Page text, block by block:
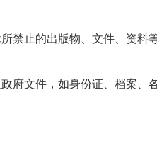
禁止的出版物、文件、资料等
府文件，如身份证、档案、